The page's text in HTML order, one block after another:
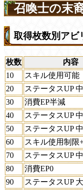
召喚士の末
取得枚数別アビ
枚数
内容
10
スキル使用可能
20
ステータスUP 中
30
消費EP半減
40
ステータスUP 中
50
ステータスUP 中
60
スキル使用制限
70
ステータスUP 中
80
消費EP0
90
ステータスUP 大